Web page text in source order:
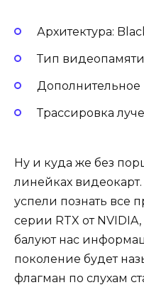
Архитектура:
Тип
Дополнительное
Трассировка
Ну и куда же без
линейках
успели познать все
серии RTX от
балуют нас
поколение будет
флагман по слухам